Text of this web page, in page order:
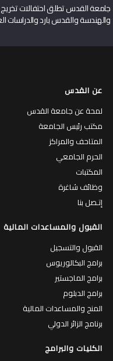
جامعة القدس تطلق احتفالات
والهندسة والقدس بارد والدراسات
عن القدس
لمحة عن جامعة القدس
مكتب رئيس الجامعة
المتاحف والمراكز
الحرم الجامعي
المكتبات
وظائف شاغرة
إتـصل بنا
القبول والمساعدات المالية
القبول والتسجيل
برامج البكالوريوس
برامج الماجستير
برامج الدبلوم
المنح والمساعدات المالية
برنامج الزائر الدولي
الكليات والبرامج